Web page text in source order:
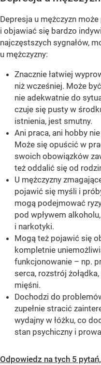
Depresja u mężczyzn
i objawiać się bardzo
najczęstszych sygnałów,
u mężczyzny:
Znacznie łatwiej
niż wcześniej. Może
nie adekwatnie do
czuje się pusty w
istnienia, jest smutny.
Ani praca, ani hobby
Może się opuścić w
swoich obowiązków
też oddalić się od
U mężczyzny
pojawić się myśli i
mogą podejmować
pod wpływem
i narkotyki.
Mogą też pojawić się
kompletnie
funkcjonowanie – np.
serca, rozstrój
mięśni.
Dochodzi do
zupełnie stracić
wydajny w łóżku, co
stan psychiczny i
Odpowiedz na tych 5